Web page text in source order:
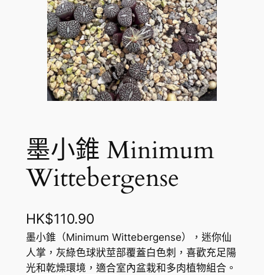
墨小錐 Minimum
Wittebergense
HK$110.90
墨小錐（Minimum Wittebergense），迷你仙
人掌，灰綠色球狀莖部覆蓋白色刺，喜歡充足陽
光和乾燥環境，適合室內盆栽和多肉植物組合。